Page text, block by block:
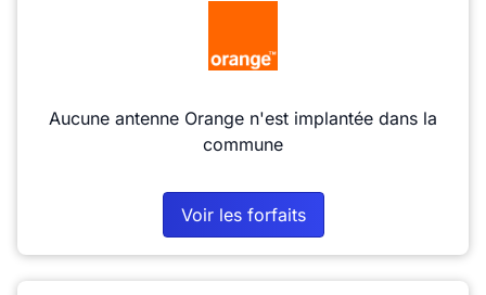
Aucune antenne Orange n'est implantée dans la
commune
Voir les forfaits